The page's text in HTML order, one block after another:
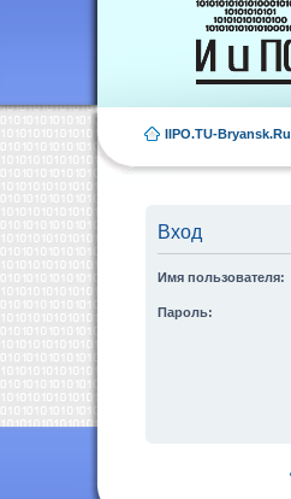
IIPO.TU-Bryansk.Ru
Вход
Имя пользователя:
Пароль: